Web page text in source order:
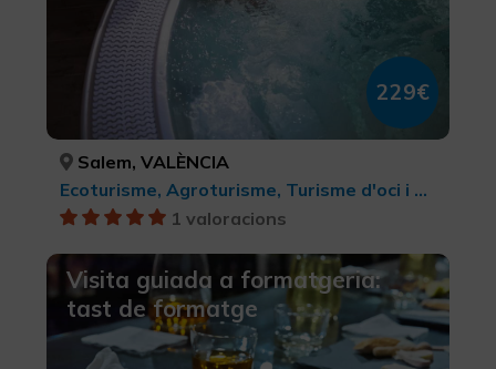
229€
Salem, VALÈNCIA
Ecoturisme, Agroturisme, Turisme d'oci i diversió, Turisme rural i natural, Bellesa i salut
1 valoracions
Visita guiada a formatgeria:
tast de formatge